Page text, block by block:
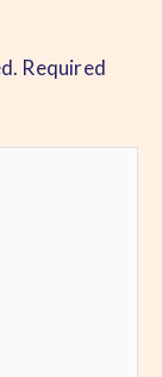
Required